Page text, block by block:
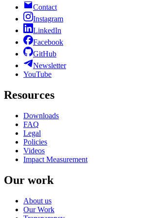
Contact
Instagram
LinkedIn
Facebook
GitHub
Newsletter
YouTube
Resources
Downloads
FAQ
Legal
Policies
Videos
Impact Measurement
Our work
About us
Our Work